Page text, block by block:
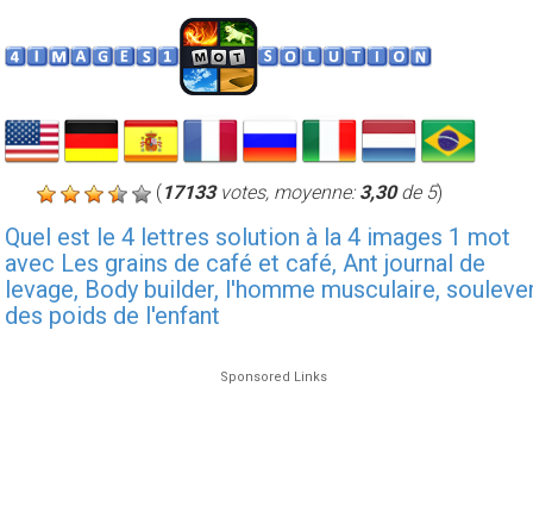
(17133votes, moyenne:3,30de 5)
Quel est le 4 lettres solution à la 4 images 1 mot
avec Les grains de café et café, Ant journal de
levage, Body builder, l'homme musculaire,
des poids de l'enfant
Sponsored Links